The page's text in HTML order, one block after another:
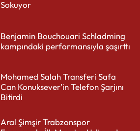
Sokuyor
Benjamin Bouchouari Schladming
kampındaki performansıyla şaşırttı
Mohamed Salah Transferi Safa
Can Konuksever’in Telefon Şarjını
Bitirdi
Aral Şimşir Trabzonspor